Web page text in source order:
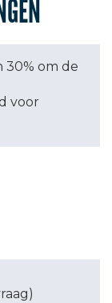
30% om de
voor